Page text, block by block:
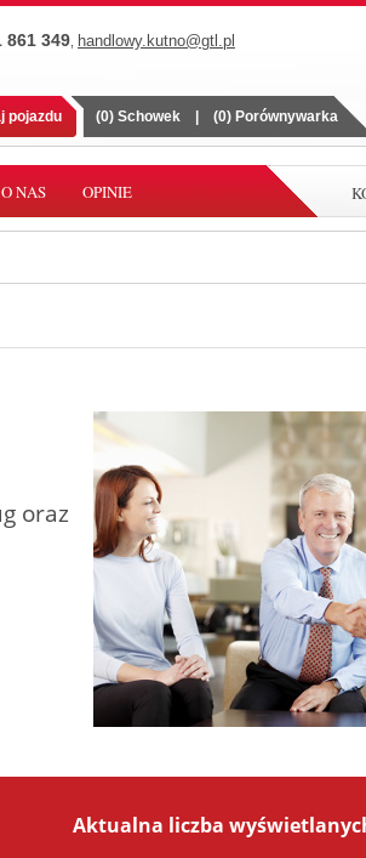
861 349 handlowy.kutno@gtl.pl
(0) Schowek (0) Porównywarka
O NAS OPINIE
oraz
Aktualna liczba